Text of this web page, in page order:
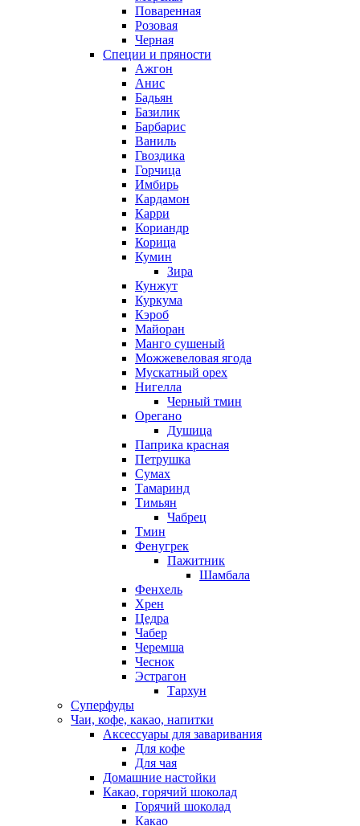
Поваренная
Розовая
Черная
Специи и пряности
Ажгон
Анис
Бадьян
Базилик
Барбарис
Ваниль
Гвоздика
Горчица
Имбирь
Кардамон
Карри
Кориандр
Корица
Кумин
Зира
Кунжут
Куркума
Кэроб
Майоран
Манго сушеный
Можжевеловая ягода
Мускатный орех
Нигелла
Черный тмин
Орегано
Душица
Паприка красная
Петрушка
Сумах
Тамаринд
Тимьян
Чабрец
Тмин
Фенугрек
Пажитник
Шамбала
Фенхель
Хрен
Цедра
Чабер
Черемша
Чеснок
Эстрагон
Тархун
Суперфуды
Чаи, кофе, какао, напитки
Аксессуары для заваривания
Для кофе
Для чая
Домашние настойки
Какао, горячий шоколад
Горячий шоколад
Какао